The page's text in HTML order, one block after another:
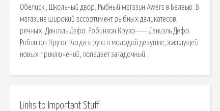
Обелиск , Школьный двор. Рыбный магазин Awers в Белвью. В
магазине широкий ассортимент рыбных деликатесов,
речных. Даниэль Дефо. Робинзон Крузо----- Даниэль Дефо.
Робинзон Крузо. Когда в руки к молодой девушке, жаждущей
новых приключений, попадает загадочный.
Links to Important Stuff